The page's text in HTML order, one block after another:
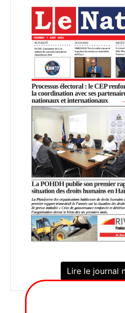
Lire le journal